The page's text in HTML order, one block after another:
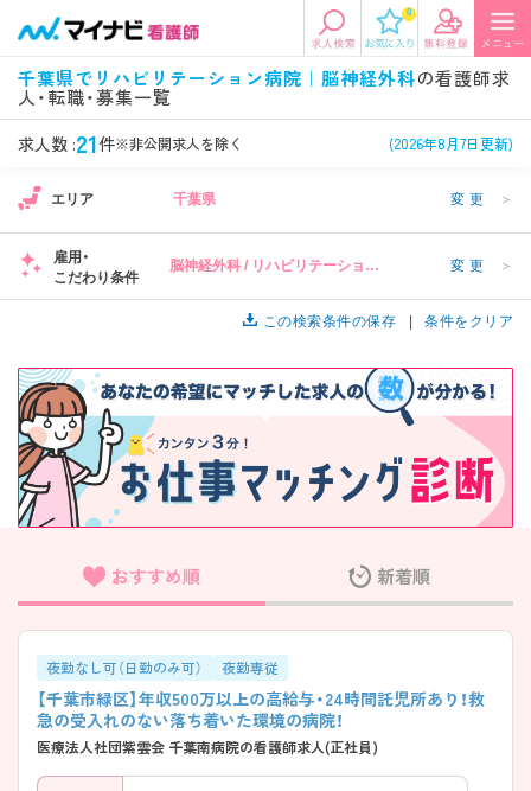
0
千葉県でリハビリテーション病院｜脳神経外科の看護師求
人・転職・募集一覧
求人数 :21件※非公開求人を除く (2026年8月7日更新)
エリアから探す
エリアから探す
関東
東海 関西
九州・沖縄
希望の求人条件を選択
資格
施設形態
病院、クリニック・診療所など 病棟、外来など
美容外科、
循環器内科など
未経験歓迎、
土日祝休みなど
年収
年収500万円以上など 正社員、契約社員など
フリーワード検索
エリア 千葉県 変更 ＞
雇用・
こだわり条件
脳神経外科 / リハビリテーション
変更 ＞
この検索条件の保存 条件をクリア
おすすめ順 新着順
夜勤なし可（日勤のみ可） 夜勤専従
【千葉市緑区】年収500万以上の高給与・24時間託児所あり！救
急の受入れのない落ち着いた環境の病院！
医療法人社団紫雲会 千葉南病院の看護師求人(正社員)